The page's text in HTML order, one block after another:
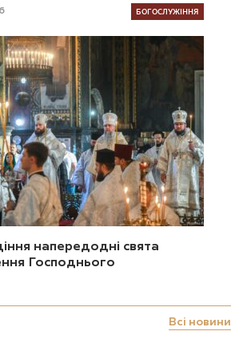
БОГОСЛУЖІННЯ
напередодні свята
Господнього
Всі новини